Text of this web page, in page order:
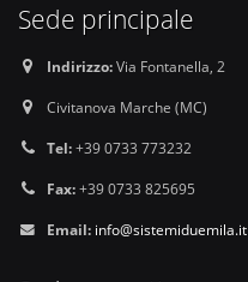
Sede principale
Indirizzo:Via Fontanella, 2
Civitanova Marche (MC)
Tel:+39 0733 773232
Fax:+39 0733 825695
Email: info@sistemiduemila.it